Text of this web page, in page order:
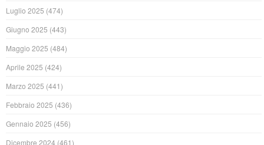
Luglio 2025 (474)
Giugno 2025 (443)
Maggio 2025 (484)
Aprile 2025 (424)
Marzo 2025 (441)
Febbraio 2025 (436)
Gennaio 2025 (456)
Dicembre 2024 (461)